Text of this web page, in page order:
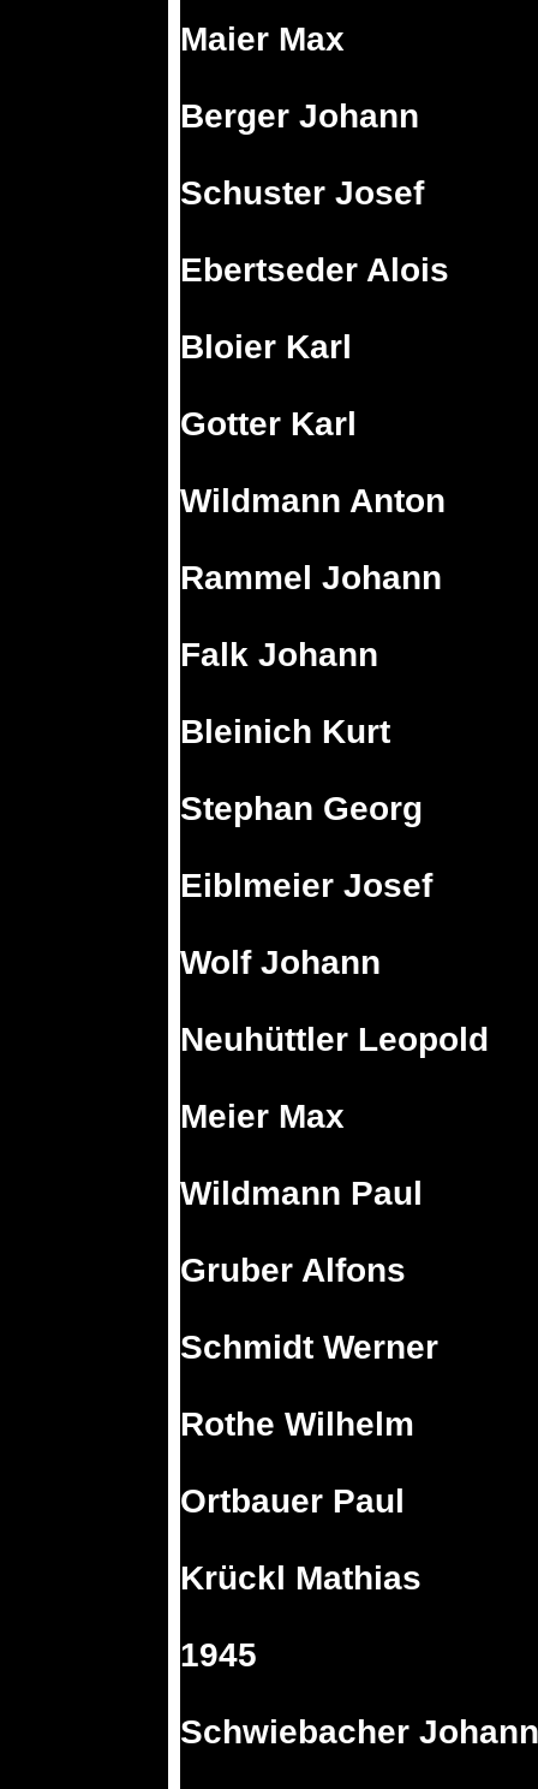
Maier Max
Berger Johann
Schuster Josef
Ebertseder Alois
Bloier Karl
Gotter Karl
Wildmann Anton
Rammel Johann
Falk Johann
Bleinich Kurt
Stephan Georg
Eiblmeier Josef
Wolf Johann
Neuhüttler Leopold
Meier Max
Wildmann Paul
Gruber Alfons
Schmidt Werner
Rothe Wilhelm
Ortbauer Paul
Krückl Mathias
1945
Schwiebacher Johann